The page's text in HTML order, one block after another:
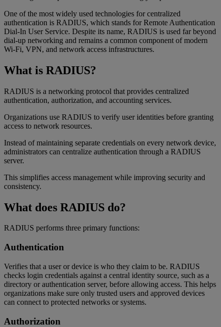
One of the most widely used technologies for centralized
authentication is RADIUS, which stands for Remote Authentication
Dial-In User Service. Despite its name, RADIUS is used far beyond
dial-up networking and remains a common component of modern
Wi-Fi, VPN, and network access infrastructures.
What is RADIUS?
RADIUS is a networking protocol that provides centralized
authentication, authorization, and accounting services.
Organizations use RADIUS to verify user identities before granting
access to network resources.
Instead of maintaining separate credentials on every network device,
administrators can centralize authentication through a RADIUS
server.
This simplifies access management while improving security and
consistency.
What does RADIUS do?
RADIUS performs three primary functions:
Authentication
Verifies that a user or device is who they claim to be. RADIUS
checks login credentials against a central identity source, such as a
directory or authentication server, before allowing access. This helps
organizations make sure only trusted users and approved devices
can connect to protected networks or systems.
Authorization